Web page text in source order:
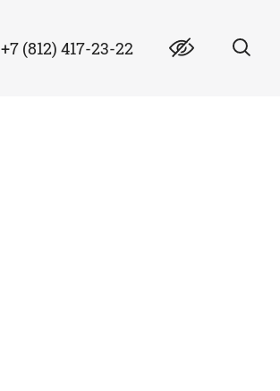
+7 (812) 417-23-22